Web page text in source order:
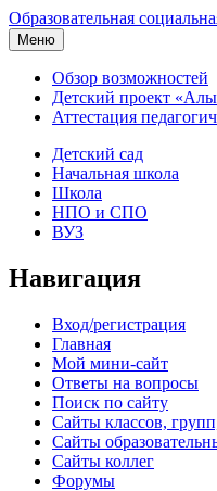
Образовательная
Меню
Обзор возможностей
Детский проект
Аттестация
Детский сад
Начальная школа
Школа
НПО и СПО
ВУЗ
Навигация
Вход/регистрация
Главная
Мой мини-сайт
Ответы на вопросы
Поиск по сайту
Сайты классов,
Сайты
Сайты коллег
Форумы